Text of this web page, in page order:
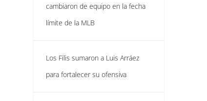
cambiaron de equipo en la fecha
límite de la MLB
Los Filis sumaron a Luis Arráez
para fortalecer su ofensiva